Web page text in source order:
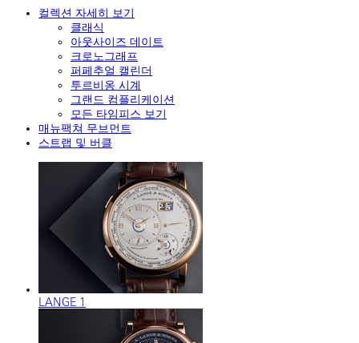
컬렉션 자세히 보기
클래식
아웃사이즈 데이트
크로노그래프
퍼페추얼 캘린더
투르비옹 시계
그랜드 컴플리케이션
모든 타임피스 보기
매뉴팩쳐 무브먼트
스트랩 및 버클
LANGE 1